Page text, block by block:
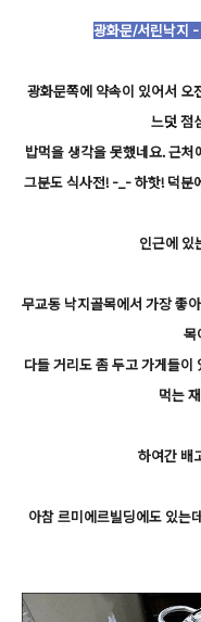
광화문/서린낙지
광화문쪽에 약속이 있어서 오
느덧 점
밥먹을 생각을 못했네요. 근처
그분도 식사전! -_- 하핫! 덕분
인근에 있
무교동 낙지골목에서 가장 좋
목
다들 거리도 좀 두고 가게들이
먹는
하여간 배
아참 르미에르빌딩에도 있는